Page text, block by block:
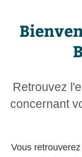
Retrouvez
concernant
Vous